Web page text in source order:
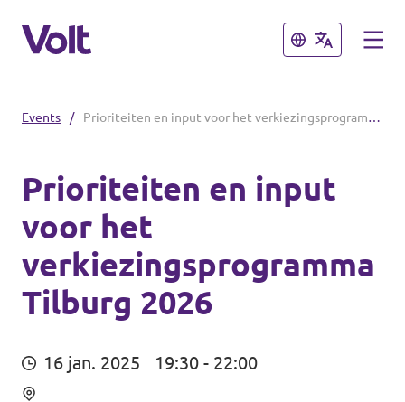
Sluiten
Brabantse politiek
Fractie Provincale Staten
Fractie Eindhoven
Gemeenten
Den Bosch
Sluiten
Standpunten
Over Volt
Mensen
Nieuws
Events / Prioriteiten en input voor het verkiezingsprogramma Tilburg 2026
Prioriteiten en input
voor het
verkiezingsprogramma
Tilburg 2026
16 jan. 2025 19:30 - 22:00